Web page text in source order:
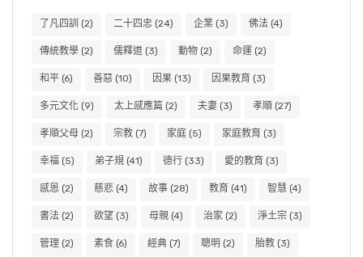
了凡四訓 (2) 二十四忠 (24) 企業 (3) 佛法 (4)
傳統教學 (2) 儒釋道 (3) 動物 (2) 命運 (2)
和平 (6) 善惡 (10) 因果 (13) 因果教育 (3)
多元文化 (9) 太上感應篇 (2) 夫妻 (3) 孝順 (27)
孝順父母 (2) 宗教 (7) 家庭 (5) 家庭教育 (3)
幸福 (5) 弟子規 (41) 德行 (33) 愛的教育 (3)
感恩 (2) 慈悲 (4) 故事 (28) 教育 (41) 智慧 (4)
書法 (2) 欲望 (3) 母親 (4) 治家 (2) 淨土宗 (3)
管理 (2) 素食 (6) 經典 (7) 聰明 (2) 胎教 (3)